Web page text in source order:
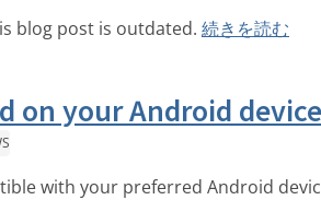
blog post is outdated. 続きを読む
on your Android device
with your preferred Android